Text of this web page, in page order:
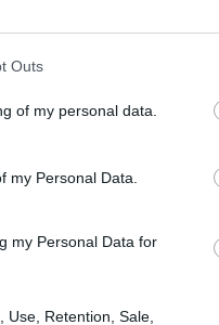
Outs
of my personal data.
my Personal Data.
my Personal Data for
Retention, Sale,